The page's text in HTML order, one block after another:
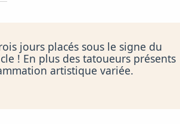
jours placés sous le signe du
! En plus des tatoueurs présents
artistique variée.